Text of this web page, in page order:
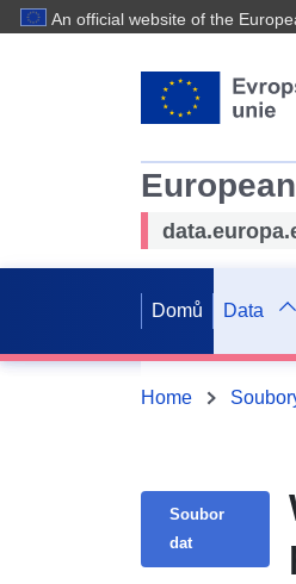
An official website of the
Domů Data
Home
Soubor
dat